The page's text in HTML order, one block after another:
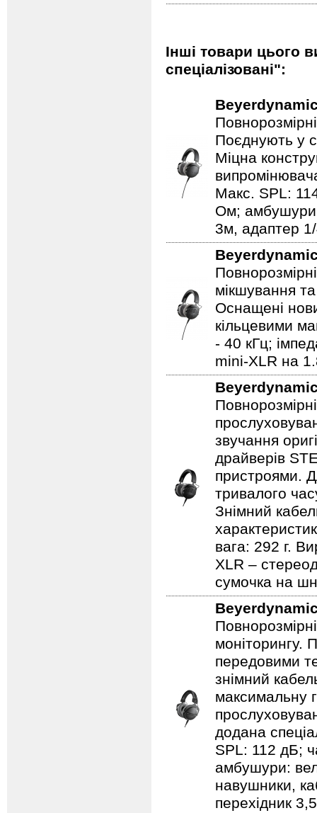
Інші товари цього
спеціалізовані":
Поєднують у
Міцна
Макс. SPL:
Ом; амбушури:
3м, адаптер
мікшування
Оснащені
кільцевими
- 40 кГц;
mini-XLR на
звучання
драйверів
пристроями.
тривалого
Знімний
вага: 292 г.
XLR –
сумочка на
моніторингу.
передовими
знімний
максимальну
додана
SPL: 112 дБ;
амбушури:
навушники,
перехідник